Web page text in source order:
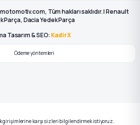
Tüm hakları saklıdır. | Renault
Parça, Dacia Yedek Parça
Tasarım & SEO: KadirX
girişimlerine karşı sizleri bilgilendirmek istiyoruz.